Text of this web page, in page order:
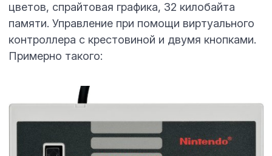
цветов, спрайтовая графика, 32 килобайта
памяти. Управление при помощи виртуального
контроллера с крестовиной и двумя кнопками.
Примерно такого: